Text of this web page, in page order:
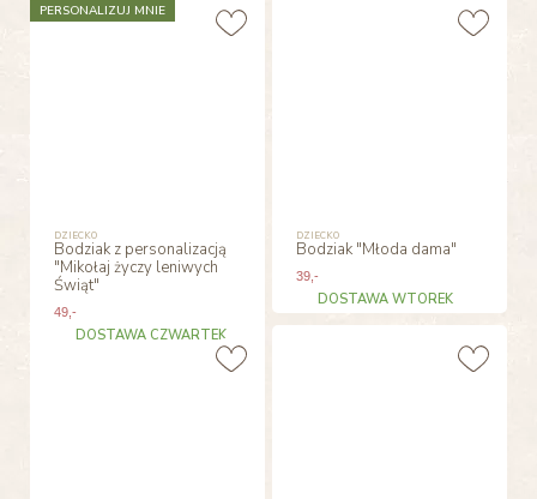
DZIECKO
Bodziak z personalizacją
"Mikołaj życzy leniwych
Świąt"
49,-
DOSTAWA CZWARTEK
PERSONALIZUJ MNIE
DZIECKO
Bodziak "Młoda dama"
39 ,-
DOSTAWA WTOREK